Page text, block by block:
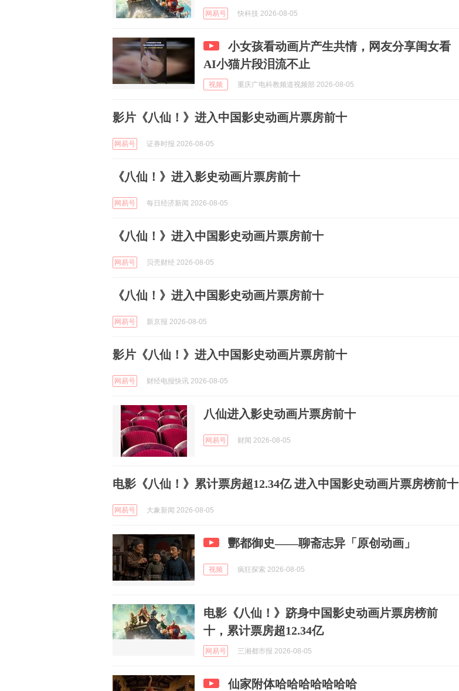
网易号 快科技 2026-08-05
小女孩看动画片产生共情，网友分享闺女看
AI小猫片段泪流不止
视频 重庆广电科教频道视频部 2026-08-05
影片《八仙！》进入中国影史动画片票房前十
网易号 证券时报 2026-08-05
《八仙！》进入影史动画片票房前十
网易号 每日经济新闻 2026-08-05
《八仙！》进入中国影史动画片票房前十
网易号 贝壳财经 2026-08-05
《八仙！》进入中国影史动画片票房前十
网易号 新京报 2026-08-05
影片《八仙！》进入中国影史动画片票房前十
网易号 财经电报快讯 2026-08-05
八仙进入影史动画片票房前十
网易号 财闻 2026-08-05
电影《八仙！》累计票房超12.34亿 进入中国影史动画片票房榜前十
网易号 大象新闻 2026-08-05
酆都御史——聊斋志异「原创动画」
视频 疯狂探索 2026-08-05
电影《八仙！》跻身中国影史动画片票房榜前
十，累计票房超12.34亿
网易号 三湘都市报 2026-08-05
仙家附体哈哈哈哈哈哈哈